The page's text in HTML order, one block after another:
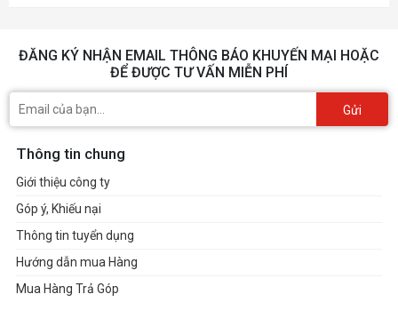
ĐĂNG KÝ NHẬN EMAIL THÔNG BÁO KHUYẾN MẠI HOẶC
ĐỂ ĐƯỢC TƯ VẤN MIỄN PHÍ
Gửi
Thông tin chung
Giới thiệu công ty
Góp ý, Khiếu nại
Thông tin tuyển dụng
Hướng dẫn mua Hàng
Mua Hàng Trả Góp